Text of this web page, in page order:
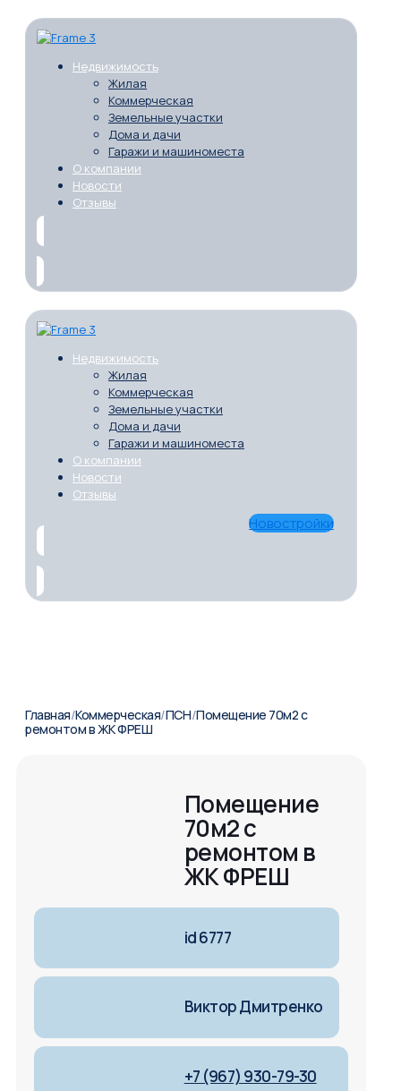
Недвижимость
Жилая
Коммерческая
Земельные участки
Дома и дачи
Гаражи и машиноместа
О компании
Новости
Отзывы
Недвижимость
Жилая
Коммерческая
Земельные участки
Дома и дачи
Гаражи и машиноместа
О компании
Новости
Отзывы
Новостройки
Главная/Коммерческая/ПСН/Помещение 70м2 с
ремонтом в ЖК ФРЕШ
Помещение
70м2 с
ремонтом в
ЖК ФРЕШ
id 6777
Виктор Дмитренко
+7 (967) 930-79-30